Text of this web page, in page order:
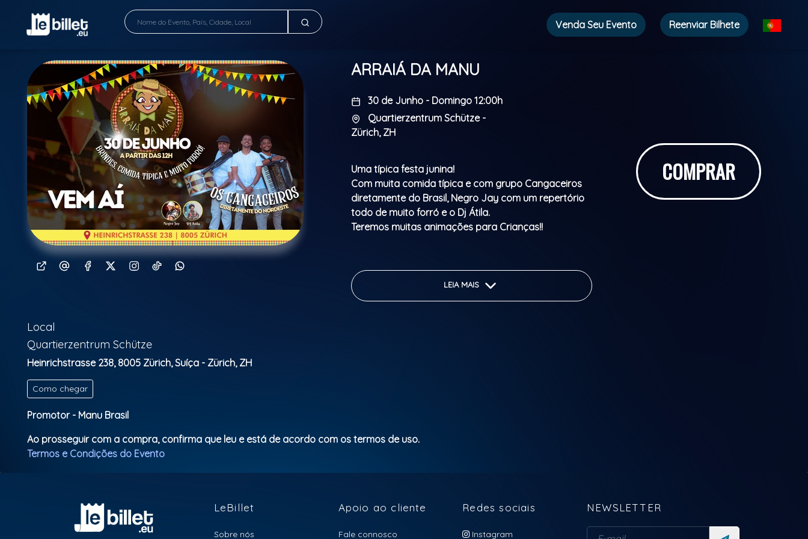
Venda Seu Evento Reenviar Bilhete
ARRAIÁ DA MANU
30 de Junho - Domingo 12:00h
Quartierzentrum Schütze -
Zürich, ZH
Uma típica festa junina!
Com muita comida típica e com grupo Cangaceiros
diretamente do Brasil, Negro Jay com um repertório
todo de muito forró e o Dj Átila.
Teremos muitas animações para Crianças!!
LEIA MAIS
COMPRAR
Local
Quartierzentrum Schütze
Heinrichstrasse 238, 8005 Zürich, Suíça - Zürich, ZH
Como chegar
Promotor - Manu Brasil
Ao prosseguir com a compra, confirma que leu e está de acordo com os termos de uso.
Termos e Condições do Evento
LeBillet
Sobre nós
Apoio ao cliente
Fale connosco
Redes sociais
Instagram
NEWSLETTER